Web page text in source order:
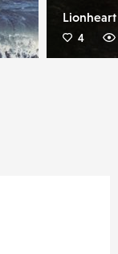
Lionheart
4